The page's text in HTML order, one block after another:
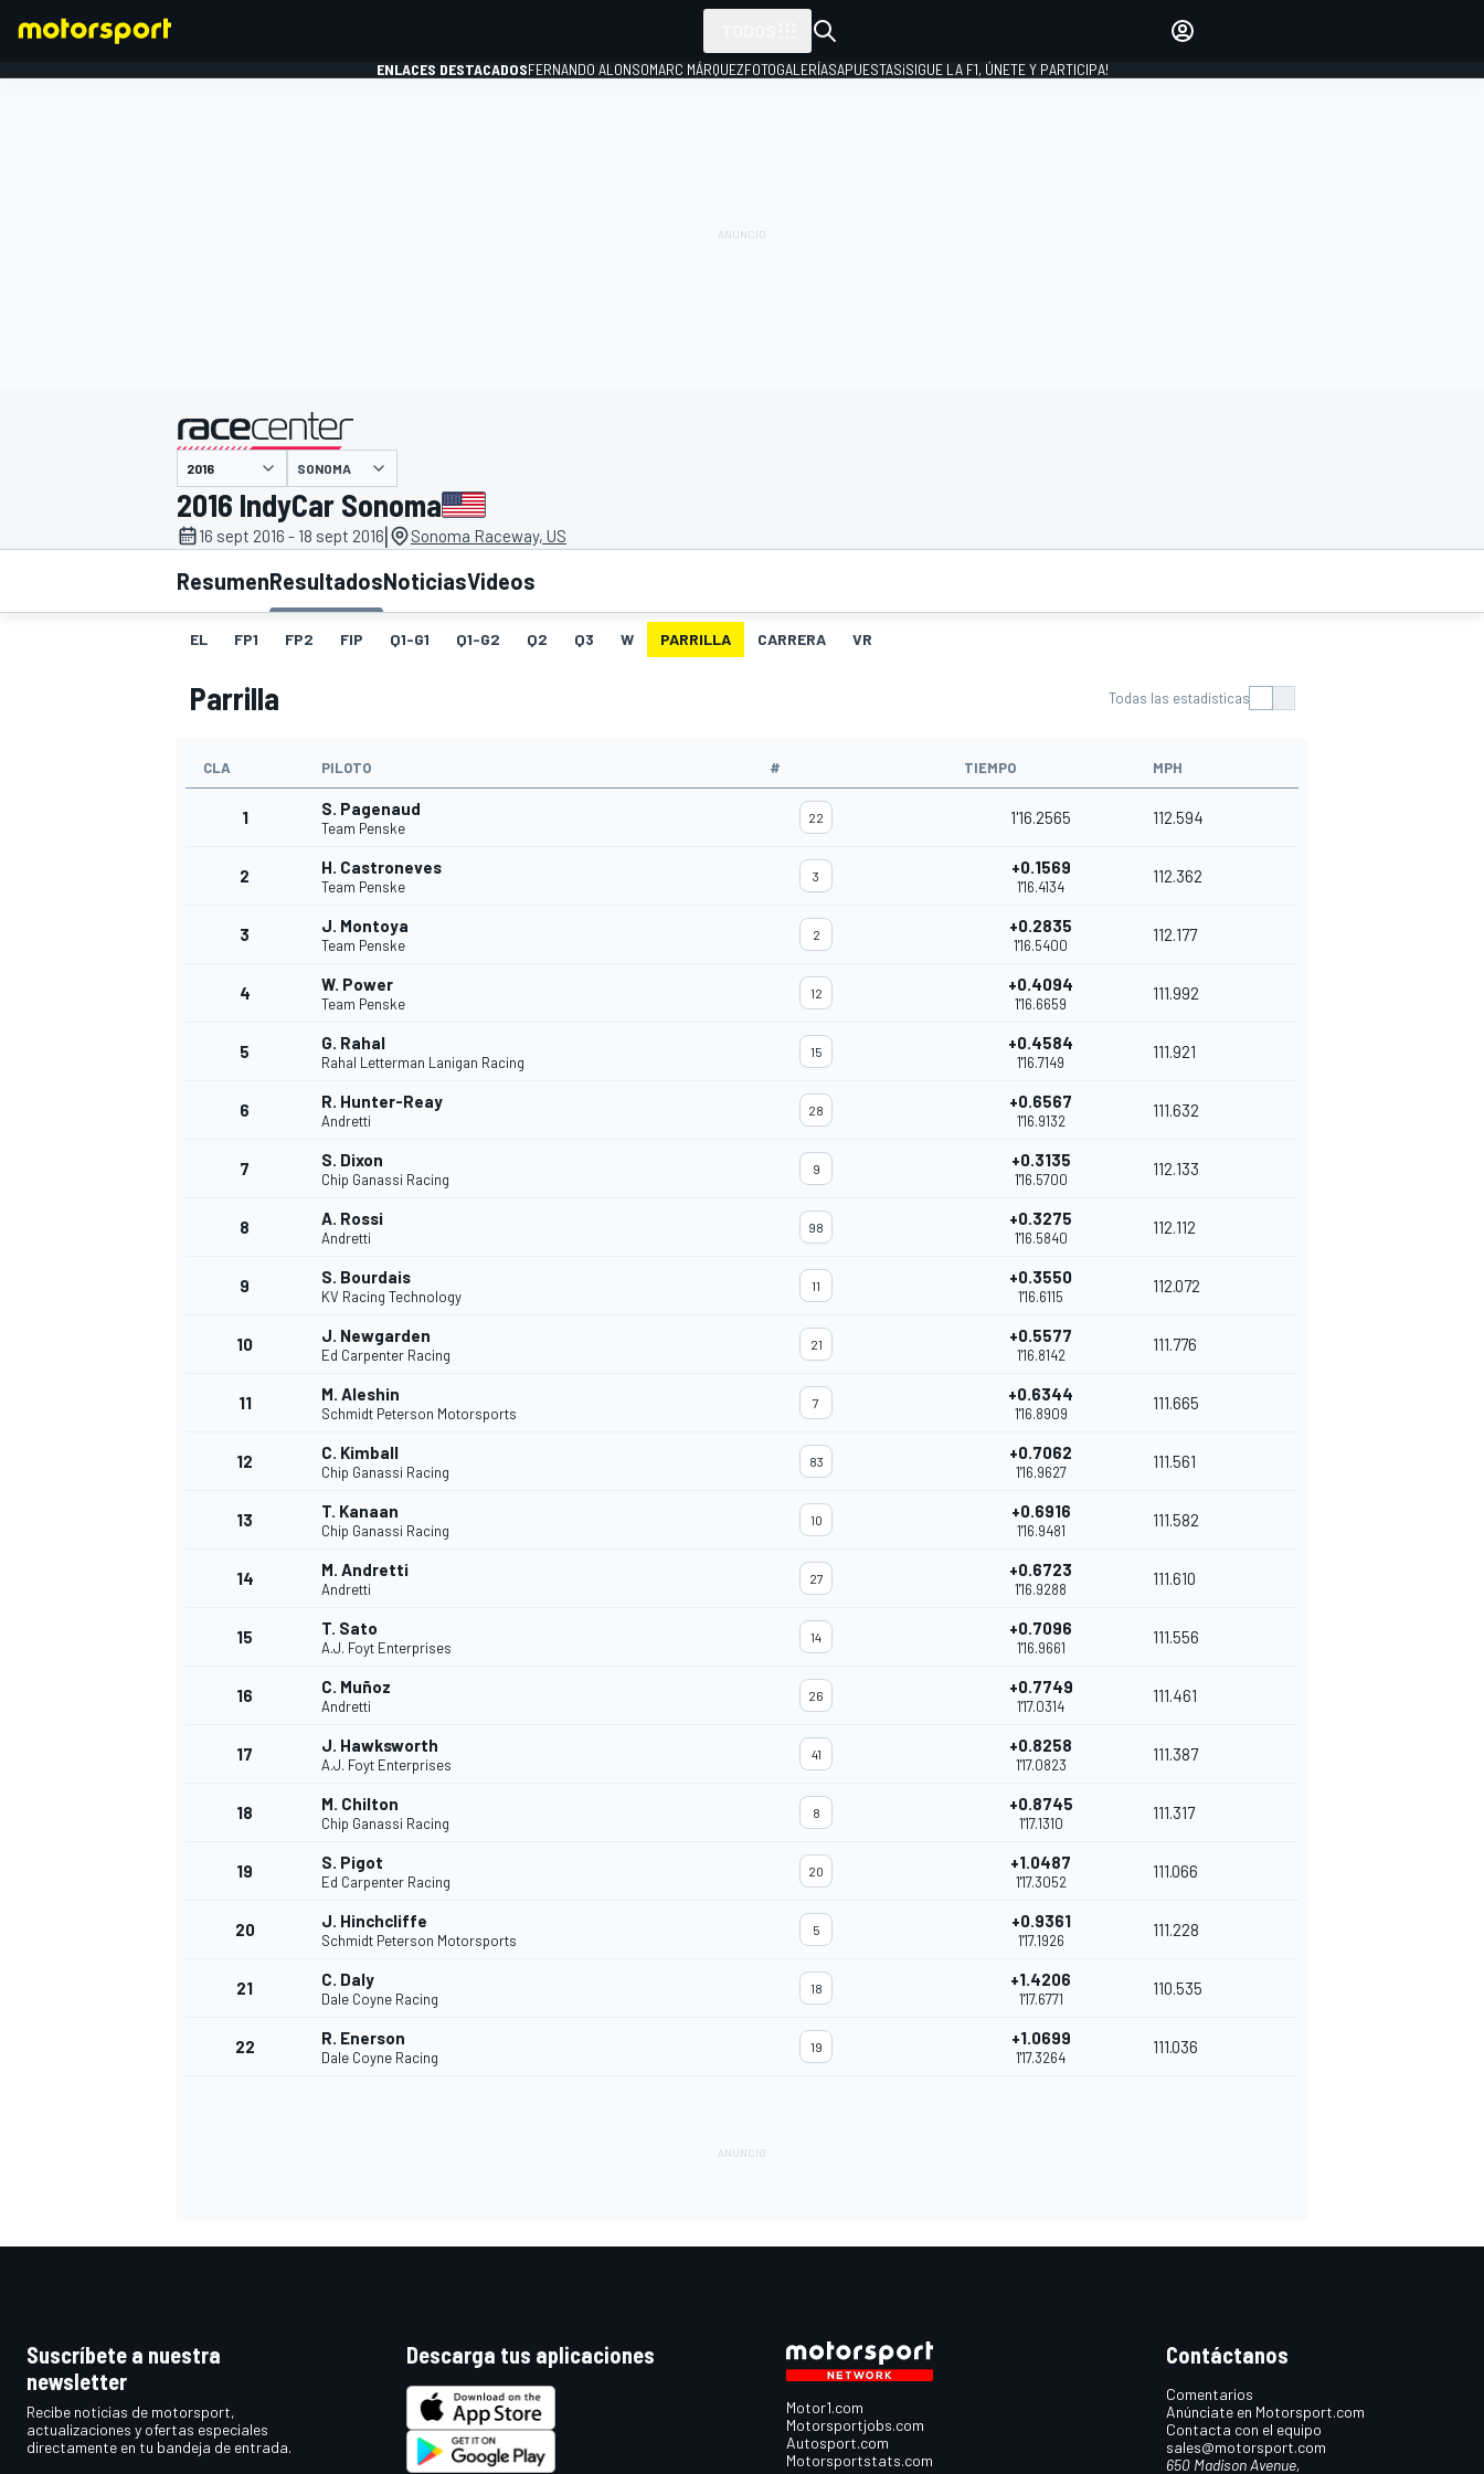
INDYCAR WRC
FÓRMULA E
ENLACES DESTACADOSFERNANDO ALONSOMARC MÁRQUEZFOTOGALERÍASAPUESTAS¡SIGUE LA F1, ÚNETE Y PARTICIPA!
presentado por
SONOMA
2016 IndyCar Sonoma
16 sept 2016 - 18 sept 2016| Sonoma Raceway, US
ResumenResultadosNoticiasVideos
EL FP1 FP2 FIP Q1-G1 Q1-G2 Q2 Q3 W PARRILLA CARRERA VR
Parrilla Todas las estadísticas
CLA PILOTO # TIEMPO MPH
1 S. Pagenaud
Team Penske
22 1'16.2565 112.594
2 H. Castroneves
Team Penske
3 +0.1569
1'16.4134
112.362
3 J. Montoya
Team Penske
2 +0.2835
1'16.5400
112.177
4 W. Power
Team Penske
12 +0.4094
1'16.6659
111.992
5 G. Rahal
Rahal Letterman Lanigan Racing
15 +0.4584
1'16.7149
111.921
6 R. Hunter-Reay
Andretti
28 +0.6567
1'16.9132
111.632
7 S. Dixon
Chip Ganassi Racing
9 +0.3135
1'16.5700
112.133
8 A. Rossi
Andretti
98 +0.3275
1'16.5840
112.112
9 S. Bourdais
KV Racing Technology
11 +0.3550
1'16.6115
112.072
10 J. Newgarden
Ed Carpenter Racing
21 +0.5577
1'16.8142
111.776
11 M. Aleshin
Schmidt Peterson Motorsports
7 +0.6344
1'16.8909
111.665
12 C. Kimball
Chip Ganassi Racing
83 +0.7062
1'16.9627
111.561
13 T. Kanaan
Chip Ganassi Racing
10 +0.6916
1'16.9481
111.582
14 M. Andretti
Andretti
27 +0.6723
1'16.9288
111.610
15 T. Sato
A.J. Foyt Enterprises
14 +0.7096
1'16.9661
111.556
16 C. Muñoz
Andretti
26 +0.7749
1'17.0314
111.461
17 J. Hawksworth
A.J. Foyt Enterprises
41 +0.8258
1'17.0823
111.387
18 M. Chilton
Chip Ganassi Racing
8 +0.8745
1'17.1310
111.317
19 S. Pigot
Ed Carpenter Racing
20 +1.0487
1'17.3052
111.066
20 J. Hinchcliffe
Schmidt Peterson Motorsports
5 +0.9361
1'17.1926
111.228
21 C. Daly
Dale Coyne Racing
18 +1.4206
1'17.6771
110.535
22 R. Enerson
Dale Coyne Racing
19 +1.0699
1'17.3264
111.036
Suscríbete a nuestra
newsletter
Recibe noticias de motorsport,
actualizaciones y ofertas especiales
directamente en tu bandeja de entrada.
Descarga tus aplicaciones
Motor1.com
Motorsportjobs.com
Autosport.com
Motorsportstats.com
Contáctanos
Comentarios
Anúnciate en Motorsport.com
Contacta con el equipo
sales@motorsport.com
650 Madison Avenue,